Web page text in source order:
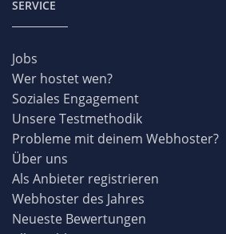
SERVICE
Jobs
Wer hostet wen?
Soziales Engagement
Unsere Testmethodik
Probleme mit deinem Webhoster?
Über uns
Als Anbieter registrieren
Webhoster des Jahres
Neueste Bewertungen